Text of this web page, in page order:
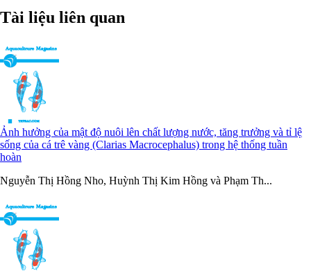
Tài liệu liên quan
Ảnh hưởng của mật độ nuôi lên chất lượng nước, tăng trưởng và tỉ lệ
sống của cá trê vàng (Clarias Macrocephalus) trong hệ thống tuần
hoàn
Nguyễn Thị Hồng Nho, Huỳnh Thị Kim Hồng và Phạm Th...